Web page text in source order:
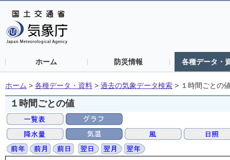
ホーム 防災情報 各種データ・
ホーム > 各種データ・資料 > 過去の気象データ検索 > １時間ごとの
１時間ごとの値